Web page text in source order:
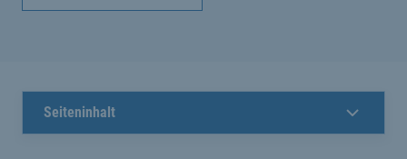
Seiteninhalt